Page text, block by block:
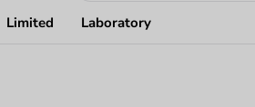
Limited Laboratory